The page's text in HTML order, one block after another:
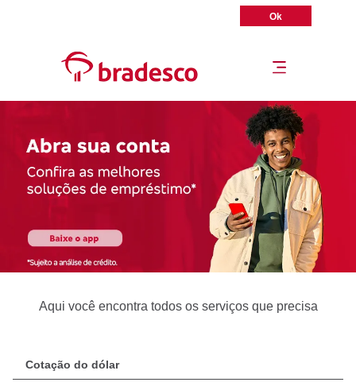
Ok
Aqui você encontra todos os serviços que precisa